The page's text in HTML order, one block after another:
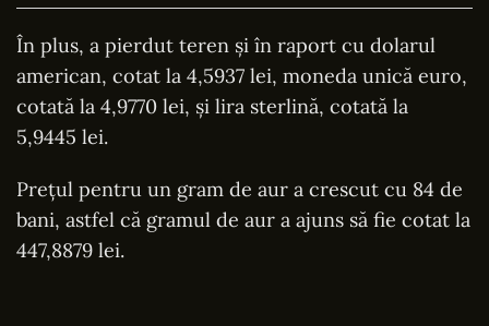
În plus, a pierdut teren şi în raport cu dolarul
american, cotat la 4,5937 lei, moneda unică euro,
cotată la 4,9770 lei, şi lira sterlină, cotată la
5,9445 lei.
Preţul pentru un gram de aur a crescut cu 84 de
bani, astfel că gramul de aur a ajuns să fie cotat la
447,8879 lei.